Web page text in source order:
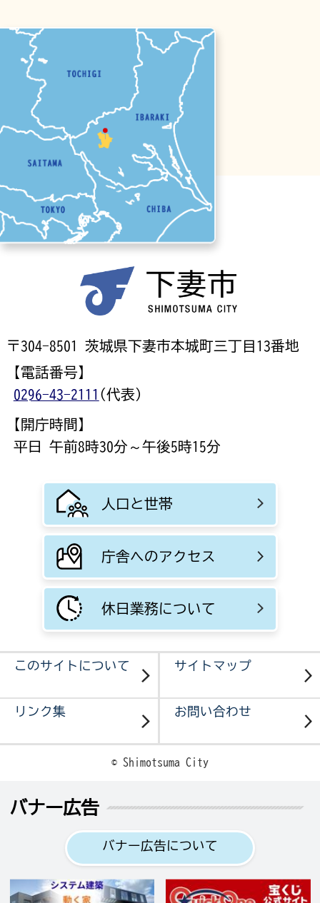
〒304-8501 茨城県下妻市本城町三丁目13番地
【電話番号】
0296-43-2111 (代表)
【開庁時間】
平日 午前8時30分～午後5時15分
人口と世帯
庁舎へのアクセス
休日業務について
このサイトについて サイトマップ
リンク集 お問い合わせ
© Shimotsuma City
バナー広告
バナー広告について